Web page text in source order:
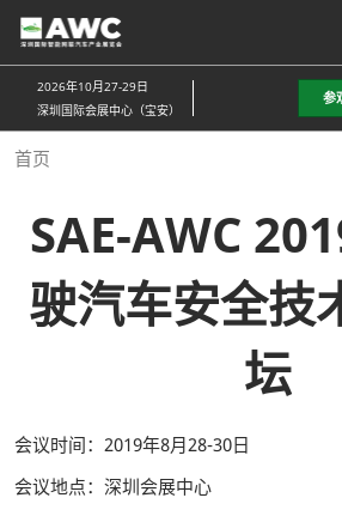
直
接
跳
至
内
2026年10月27-29日
深圳国际会展中心（宝安）
参
首页
SAE-AWC
驶汽车安全技
坛
会议时间：2019年8月28-30日
会议地点：深圳会展中心